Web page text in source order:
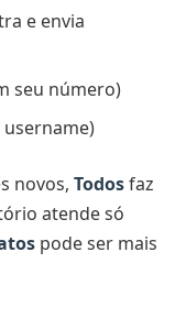
e envia
seu número)
novos, Todosfaz
atende só
pode ser mais